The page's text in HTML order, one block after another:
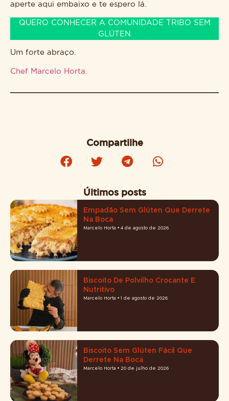
aperte aqui embaixo e te espero lá.
QUERO CONHECER A COMUNIDADE TRIBO SEM
GLÚTEN
Um forte abraço.
Chef Marcelo Horta.
Compartilhe
Últimos posts
Empadão Sem Glúten Que Derrete
Na Boca
Marcelo Horta 4 de agosto de 2026
Biscoito De Polvilho Crocante E
Nutritivo
Marcelo Horta 1 de agosto de 2026
Biscoito Sem Glúten Fácil Que
Derrete Na Boca
Marcelo Horta 20 de julho de 2026